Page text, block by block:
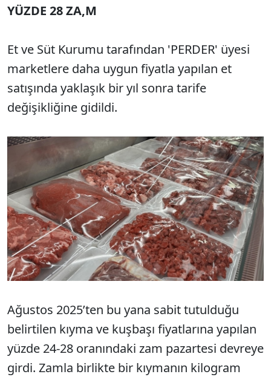
YÜZDE 28 ZA,M
Et ve Süt Kurumu tarafından 'PERDER' üyesi
marketlere daha uygun fiyatla yapılan et
satışında yaklaşık bir yıl sonra tarife
değişikliğine gidildi.
Ağustos 2025’ten bu yana sabit tutulduğu
belirtilen kıyma ve kuşbaşı fiyatlarına yapılan
yüzde 24-28 oranındaki zam pazartesi devreye
girdi. Zamla birlikte bir kıymanın kilogram